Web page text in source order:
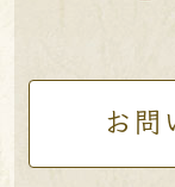
お問